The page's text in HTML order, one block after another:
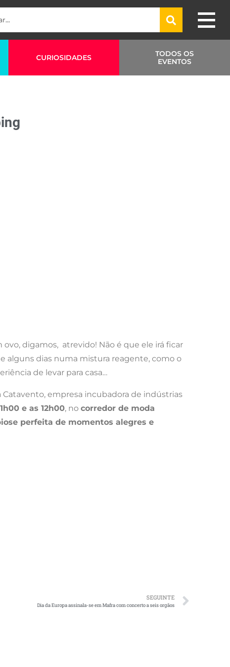
CURIOSIDADES
TODOS OS
EVENTOS
ovo, digamos, atrevido! Não é que ele irá ficar
alguns dias numa mistura reagente, como o
de levar para casa…
empresa incubadora de indústrias
e as 12h00, no corredor de moda
perfeita de momentos alegres e
SEGUINTE
Dia da Europa assinala-se em Mafra com concerto a seis orgãos